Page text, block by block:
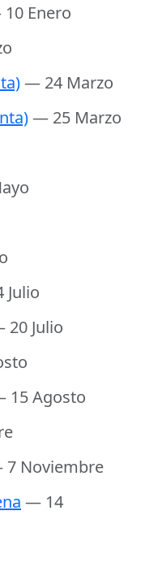
Enero
— 24 Marzo
— 25 Marzo
Julio
15 Agosto
Noviembre
— 14